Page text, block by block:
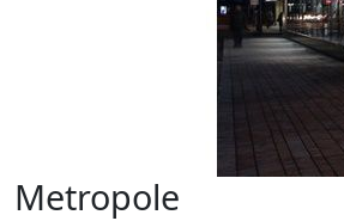
Metropole